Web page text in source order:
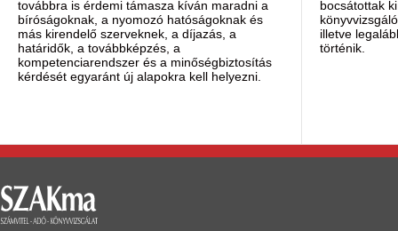
továbbra is érdemi támasza kíván maradni a
bíróságoknak, a nyomozó hatóságoknak és
más kirendelő szerveknek, a díjazás, a
határidők, a továbbképzés, a
kompetenciarendszer és a minőségbiztosítás
kérdését egyaránt új alapokra kell helyezni.
bocsátottak
illetve
történik.